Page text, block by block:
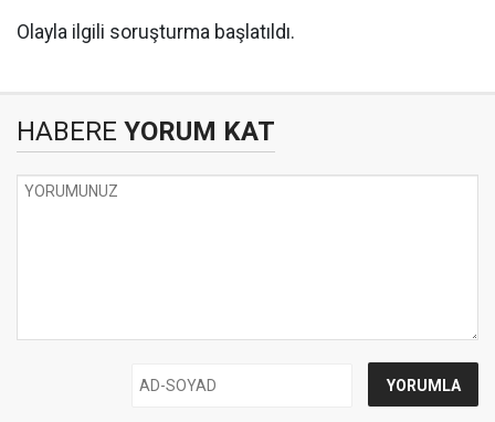
Olayla ilgili soruşturma başlatıldı.
HABERE YORUM KAT